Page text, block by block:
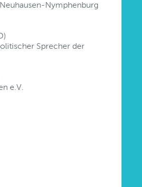
Nymphenburg
Sprecher der
e.V.